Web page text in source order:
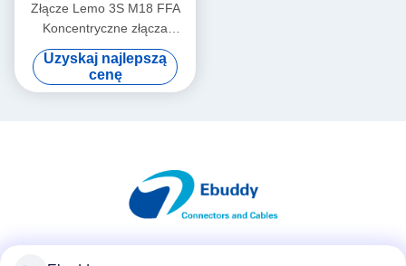
Złącze Lemo 3S M18 FFA
Koncentryczne złącza
męskie i żeńskie 50 Ohm
FFA.3S.250
Uzyskaj najlepszą
cenę